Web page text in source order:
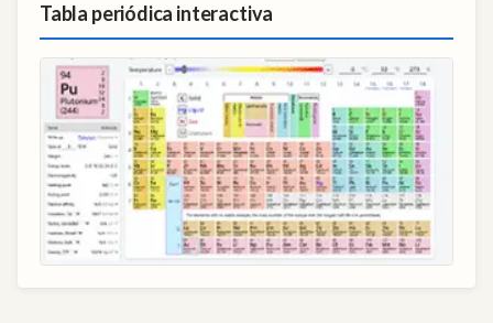
Tabla periódica interactiva